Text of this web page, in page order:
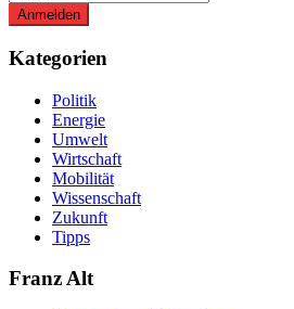
Kategorien
Politik
Energie
Umwelt
Wirtschaft
Mobilität
Wissenschaft
Zukunft
Tipps
Franz Alt